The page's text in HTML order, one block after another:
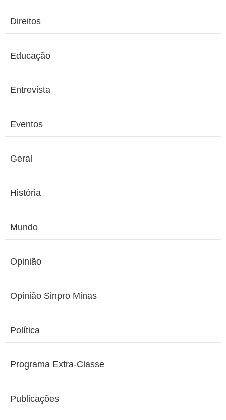
Direitos
Educação
Entrevista
Eventos
Geral
História
Mundo
Opinião
Opinião Sinpro Minas
Política
Programa Extra-Classe
Publicações